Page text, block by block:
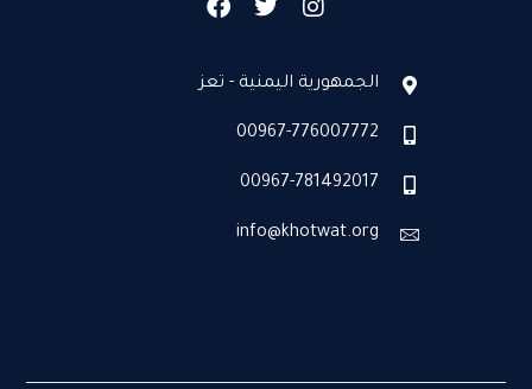
الجمهورية اليمنية - تعز
00967-776007772
00967-781492017
info@khotwat.org